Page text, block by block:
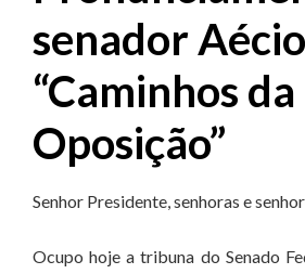
senador
“Caminhos da
Oposição”
Senhor Presidente, senhoras e
Ocupo hoje a tribuna do Senado